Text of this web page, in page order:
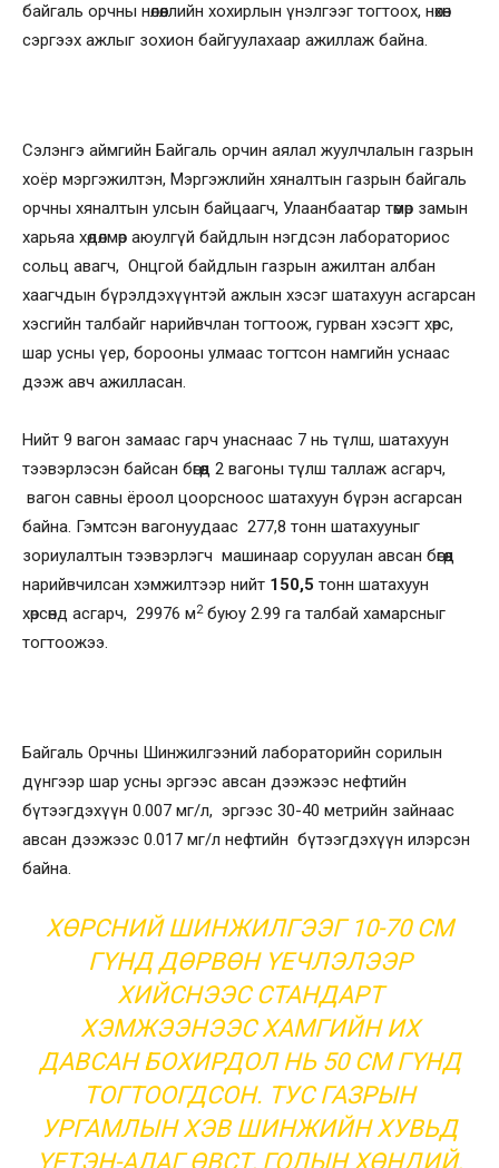
байгаль орчны нөлөөллийн хохирлын үнэлгээг тогтоох, нөхөн
сэргээх ажлыг зохион байгуулахаар ажиллаж байна.
Сэлэнгэ аймгийн Байгаль орчин аялал жуулчлалын газрын
хоёр мэргэжилтэн, Мэргэжлийн хяналтын газрын байгаль
орчны хяналтын улсын байцаагч, Улаанбаатар төмөр замын
харьяа хөдөлмөр аюулгүй байдлын нэгдсэн лабораториос
сольц авагч, Онцгой байдлын газрын ажилтан албан
хаагчдын бүрэлдэхүүнтэй ажлын хэсэг шатахуун асгарсан
хэсгийн талбайг нарийвчлан тогтоож, гурван хэсэгт хөрс,
шар усны үер, борооны улмаас тогтсон намгийн уснаас
дээж авч ажилласан.
Нийт 9 вагон замаас гарч унаснаас 7 нь түлш, шатахуун
тээвэрлэсэн байсан бөгөөд 2 вагоны түлш таллаж асгарч,
вагон савны ёроол цоорсноос шатахуун бүрэн асгарсан
байна. Гэмтсэн вагонуудаас 277,8 тонн шатахууныг
зориулалтын тээвэрлэгч машинаар соруулан авсан бөгөөд
нарийвчилсан хэмжилтээр нийт 150,5 тонн шатахуун
хөрсөнд асгарч, 29976 м2буюу 2.99 га талбай хамарсныг
тогтоожээ.
Байгаль Орчны Шинжилгээний лабораторийн сорилын
дүнгээр шар усны эргээс авсан дээжээс нефтийн
бүтээгдэхүүн 0.007 мг/л, эргээс 30-40 метрийн зайнаас
авсан дээжээс 0.017 мг/л нефтийн бүтээгдэхүүн илэрсэн
байна.
ХӨРСНИЙ ШИНЖИЛГЭЭГ 10-70 СМ
ГҮНД ДӨРВӨН ҮЕЧЛЭЛЭЭР
ХИЙСНЭЭС СТАНДАРТ
ХЭМЖЭЭНЭЭС ХАМГИЙН ИХ
ДАВСАН БОХИРДОЛ НЬ 50 СМ ГҮНД
ТОГТООГДСОН. ТУС ГАЗРЫН
УРГАМЛЫН ХЭВ ШИНЖИЙН ХУВЬД
ҮЕТЭН-АЛАГ ӨВСТ, ГОЛЫН ХӨНДИЙ,